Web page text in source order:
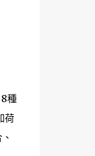
種
荷